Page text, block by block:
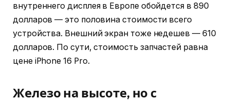
внутреннего дисплея в Европе обойдется в 890
долларов — это половина стоимости всего
устройства. Внешний экран тоже недешев — 610
долларов. По сути, стоимость запчастей равна
цене iPhone 16 Pro.
Железо на высоте, но с